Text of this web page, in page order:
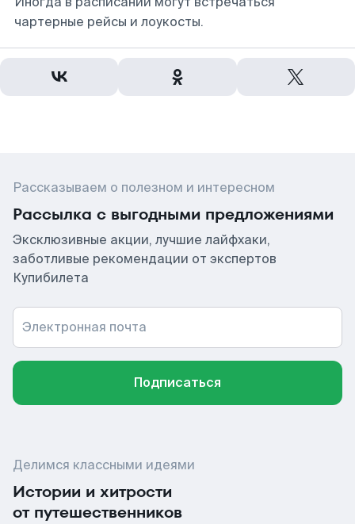
чартерные рейсы и лоукосты.
Рассказываем о полезном и интересном
Рассылка с выгодными предложениями
Эксклюзивные акции, лучшие лайфхаки,
заботливые рекомендации от экспертов
Купибилета
Электронная почта
Подписаться
Делимся классными идеями
Истории и хитрости
от путешественников